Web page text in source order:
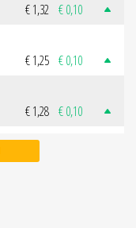
€ 1,32 € 0,10
€ 1,25 € 0,10
€ 1,28 € 0,10